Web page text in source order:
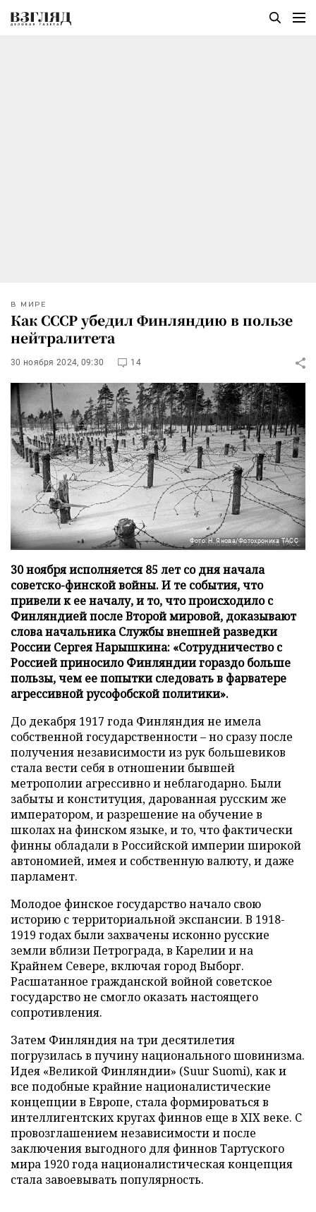
В МИРЕ
Как СССР убедил Финляндию в пользе
нейтралитета
30 ноября 2024, 09:30 14
Фото: Н. Янова/Фотохроника ТАСС
30 ноября исполняется 85 лет со дня начала
советско-финской войны. И те события, что
привели к ее началу, и то, что происходило с
Финляндией после Второй мировой, доказывают
слова начальника Службы внешней разведки
России Сергея Нарышкина: «Сотрудничество с
Россией приносило Финляндии гораздо больше
пользы, чем ее попытки следовать в фарватере
агрессивной русофобской политики».
До декабря 1917 года Финляндия не имела
собственной государственности – но сразу после
получения независимости из рук большевиков
стала вести себя в отношении бывшей
метрополии агрессивно и неблагодарно. Были
забыты и конституция, дарованная русским же
императором, и разрешение на обучение в
школах на финском языке, и то, что фактически
финны обладали в Российской империи широкой
автономией, имея и собственную валюту, и даже
парламент.
Молодое финское государство начало свою
историю с территориальной экспансии. В 1918-
1919 годах были захвачены исконно русские
земли вблизи Петрограда, в Карелии и на
Крайнем Севере, включая город Выборг.
Расшатанное гражданской войной советское
государство не смогло оказать настоящего
сопротивления.
Затем Финляндия на три десятилетия
погрузилась в пучину национального шовинизма.
Идея «Великой Финляндии» (Suur Suomi), как и
все подобные крайние националистические
концепции в Европе, стала формироваться в
интеллигентских кругах финнов еще в XIX веке. С
провозглашением независимости и после
заключения выгодного для финнов Тартуского
мира 1920 года националистическая концепция
стала завоевывать популярность.